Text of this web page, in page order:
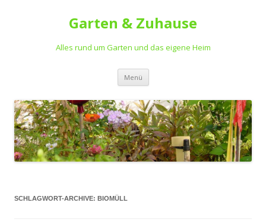
Garten & Zuhause
Alles rund um Garten und das eigene Heim
Menü Springe
Inhalt
SCHLAGWORT-ARCHIVE: BIOMÜLL